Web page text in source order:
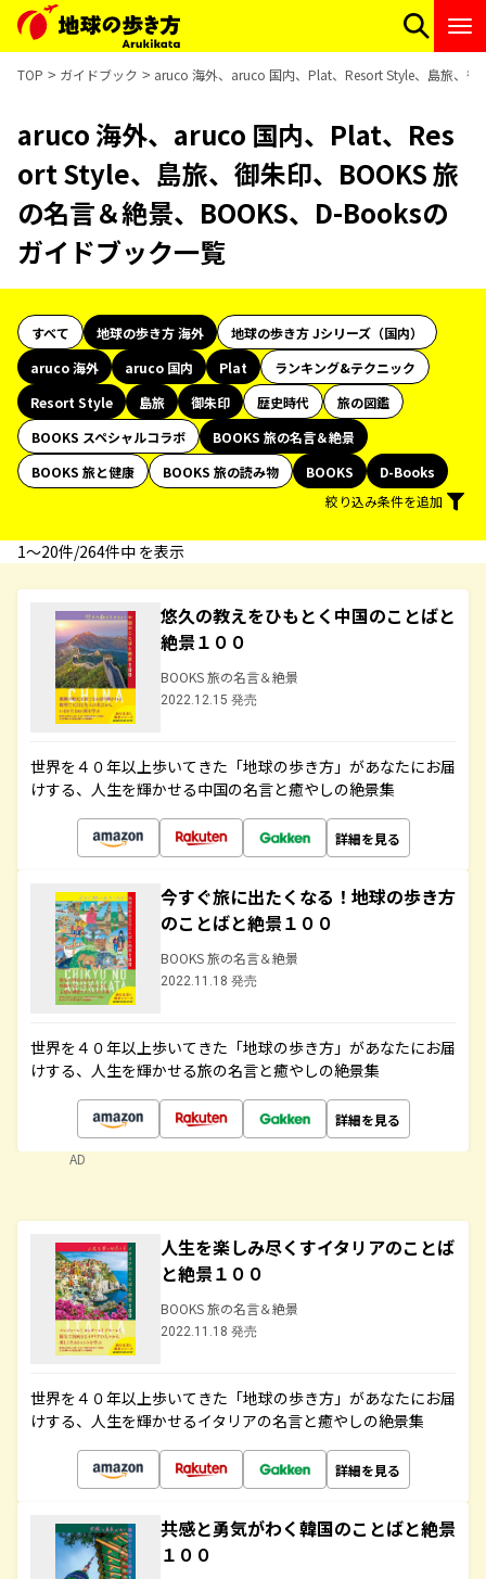
TOP ガイドブック aruco 海外、aruco 国内、Plat、Resort Style、島旅、
aruco 海外、aruco 国内、Plat、Res
ort Style、島旅、御朱印、BOOKS 旅
の名言＆絶景、BOOKS、D-Booksの
ガイドブック一覧
すべて 地球の歩き方 海外
地球の歩き方 Jシリーズ（国内）
aruco 海外
aruco 国内 Plat
ランキング&テクニック
Resort Style
島旅 御朱印 歴史時代
旅の図鑑
BOOKS スペシャルコラボ
BOOKS 旅の名言＆絶景
BOOKS 旅と健康
BOOKS 旅の読み物 BOOKS
D-Books
絞り込み条件を追加
1〜20件/264件中 を表示
悠久の教えをひもとく中国のことばと
絶景１００
BOOKS 旅の名言＆絶景
2022.12.15 発売
世界を４０年以上歩いてきた「地球の歩き方」があなたにお届
けする、人生を輝かせる中国の名言と癒やしの絶景集
詳細を見る
今すぐ旅に出たくなる！地球の歩き方
のことばと絶景１００
BOOKS 旅の名言＆絶景
2022.11.18 発売
世界を４０年以上歩いてきた「地球の歩き方」があなたにお届
けする、人生を輝かせる旅の名言と癒やしの絶景集
詳細を見る
AD
人生を楽しみ尽くすイタリアのことば
と絶景１００
BOOKS 旅の名言＆絶景
2022.11.18 発売
世界を４０年以上歩いてきた「地球の歩き方」があなたにお届
けする、人生を輝かせるイタリアの名言と癒やしの絶景集
詳細を見る
共感と勇気がわく韓国のことばと絶景
１００